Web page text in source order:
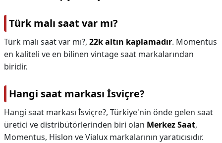
Türk malı saat var mı?
Türk malı saat var mı?, 22k altın kaplamadır. Momentus
en kaliteli ve en bilinen vintage saat markalarından
biridir.
Hangi saat markası İsviçre?
Hangi saat markası İsviçre?, Türkiye'nin önde gelen saat
üretici ve distribütörlerinden biri olan Merkez Saat,
Momentus, Hislon ve Vialux markalarının yaratıcısıdır.